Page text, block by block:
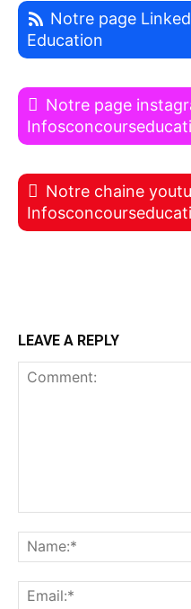
Notre page
Education
Notre page
Notre chaine
LEAVE A REPLY